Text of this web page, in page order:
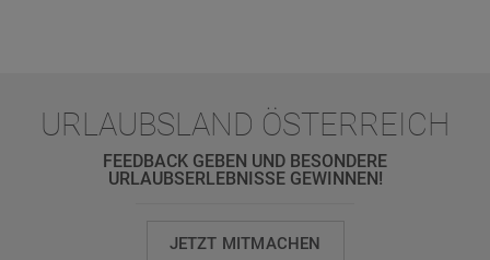
URLAUBSLAND ÖSTERREICH
FEEDBACK GEBEN UND BESONDERE
URLAUBSERLEBNISSE GEWINNEN!
JETZT MITMACHEN